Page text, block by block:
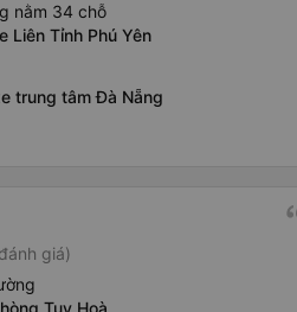
nằm 34 chỗ
Liên Tỉnh Phú Yên
trung tâm Đà Nẵng
giá)